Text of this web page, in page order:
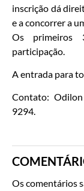
inscrição dá
e a concorrer a
Os primeiros
participação.
A entrada para
Contato:
9294.
Os comentários